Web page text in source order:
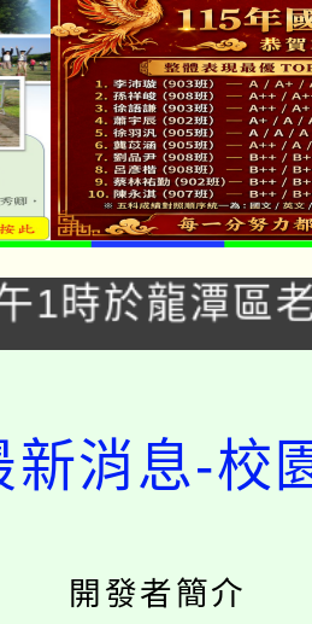
」8/29、30在
場!
1時於龍潭區
。
桃局內行報名
園市運動會8/
收入戶享有免
，中低收入戶
教育及科技
新消息-校
開發者簡介